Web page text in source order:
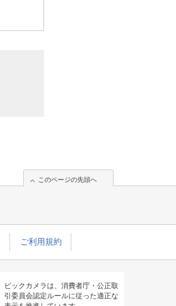
このページの先頭へ
ご利用規約
ビックカメラは、消費者庁・公正取
引委員会認定ルールに従った適正な